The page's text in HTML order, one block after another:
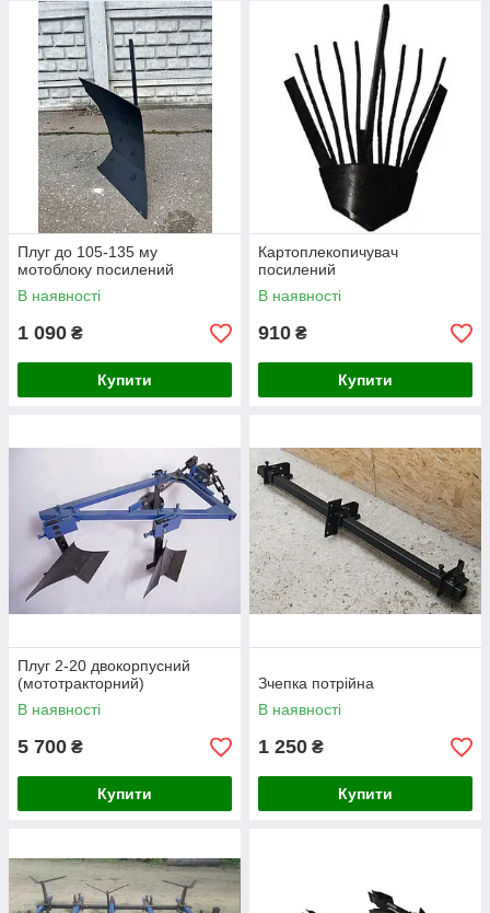
Плуг до 105-135 му
мотоблоку посилений
В наявності
1 090 ₴
Купити
Картоплекопичувач
посилений
В наявності
910 ₴
Купити
Плуг 2-20 двокорпусний
(мототракторний)
В наявності
5 700 ₴
Купити
Зчепка потрійна
В наявності
1 250 ₴
Купити